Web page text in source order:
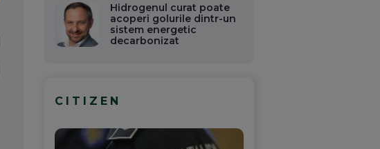
Hidrogenul curat poate
acoperi golurile dintr-un
sistem energetic
decarbonizat
CITIZEN